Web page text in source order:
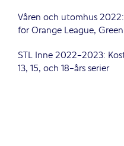
Våren och utomhus
för Orange League,
STL Inne 2022-2023:
13, 15, och 18-års serier